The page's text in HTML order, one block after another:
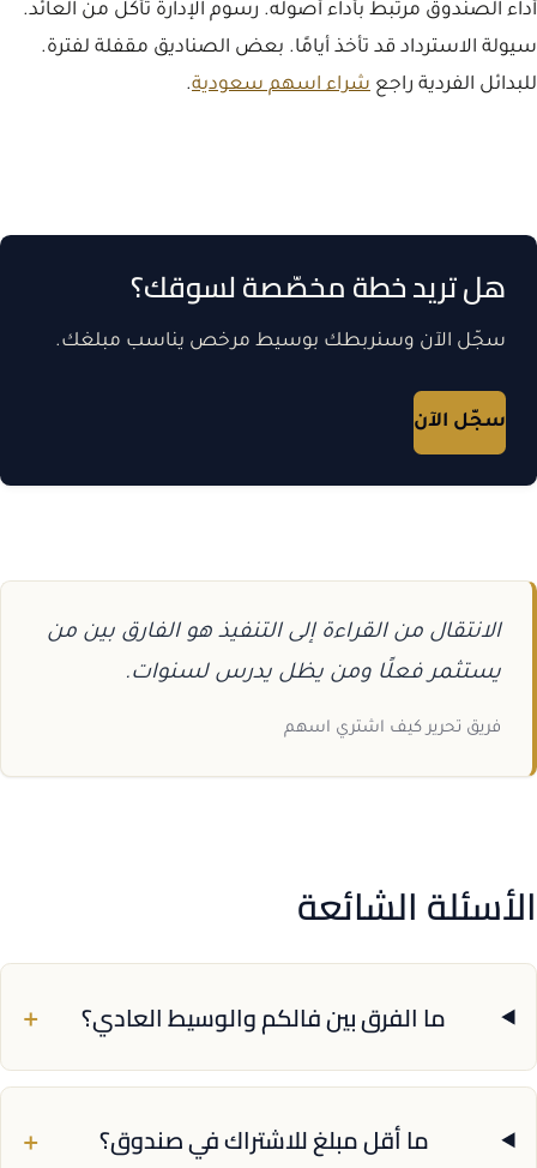
أداء الصندوق مرتبط بأداء أصوله. رسوم الإدارة تأكل من العائد.
سيولة الاسترداد قد تأخذ أيامًا. بعض الصناديق مقفلة لفترة.
للبدائل الفردية راجع شراء اسهم سعودية.
هل تريد خطة مخصّصة لسوقك؟
سجّل الآن وسنربطك بوسيط مرخص يناسب مبلغك.
سجّل الآن
الانتقال من القراءة إلى التنفيذ هو الفارق بين من
يستثمر فعلًا ومن يظل يدرس لسنوات.
فريق تحرير كيف اشتري اسهم
الأسئلة الشائعة
ما الفرق بين فالكم والوسيط العادي؟ +
ما أقل مبلغ للاشتراك في صندوق؟ +